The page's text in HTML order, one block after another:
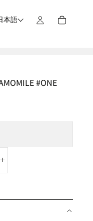
本語
#ONE